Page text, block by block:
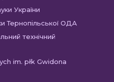
вкладці
новій
вкладці
в
новій
вкладці
України
в
новій
Тернопільської ОДА
технічний
im. płk Gwidona